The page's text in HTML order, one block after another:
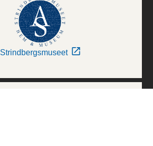
Strindbergsmuseet